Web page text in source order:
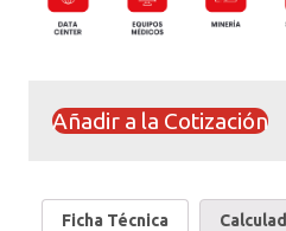
Añadir a la Cotización
Ficha Técnica